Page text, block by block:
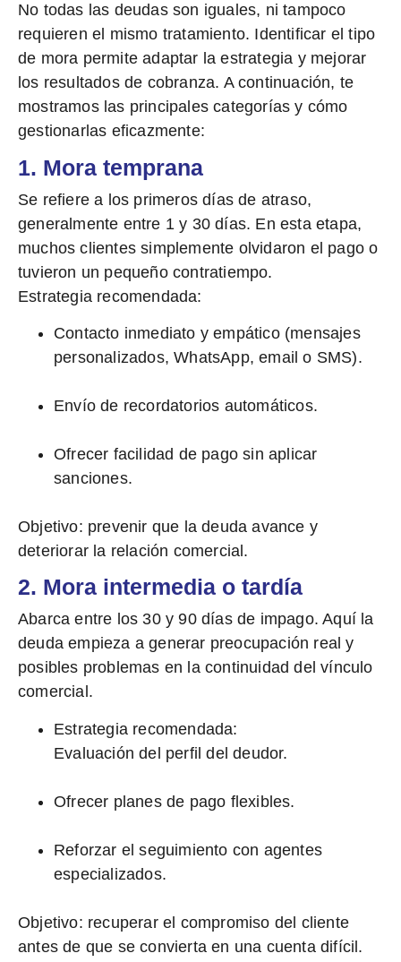
No todas las deudas son iguales, ni tampoco
requieren el mismo tratamiento. Identificar el tipo
de mora permite adaptar la estrategia y mejorar
los resultados de cobranza. A continuación, te
mostramos las principales categorías y cómo
gestionarlas eficazmente:
1. Mora temprana
Se refiere a los primeros días de atraso,
generalmente entre 1 y 30 días. En esta etapa,
muchos clientes simplemente olvidaron el pago o
tuvieron un pequeño contratiempo.
Estrategia recomendada:
Contacto inmediato y empático (mensajes
personalizados, WhatsApp, email o SMS).
Envío de recordatorios automáticos.
Ofrecer facilidad de pago sin aplicar
sanciones.
Objetivo: prevenir que la deuda avance y
deteriorar la relación comercial.
2. Mora intermedia o tardía
Abarca entre los 30 y 90 días de impago. Aquí la
deuda empieza a generar preocupación real y
posibles problemas en la continuidad del vínculo
comercial.
Estrategia recomendada:
Evaluación del perfil del deudor.
Ofrecer planes de pago flexibles.
Reforzar el seguimiento con agentes
especializados.
Objetivo: recuperar el compromiso del cliente
antes de que se convierta en una cuenta difícil.